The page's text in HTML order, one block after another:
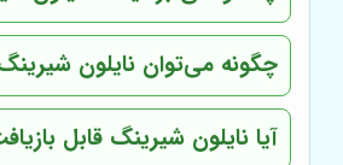
چگونه می‌توان نایلون
آیا نایلون شیرینگ قابل